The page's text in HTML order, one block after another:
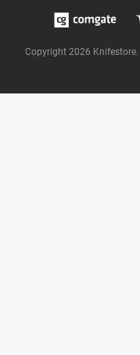
Copyright 2026 Knifestore